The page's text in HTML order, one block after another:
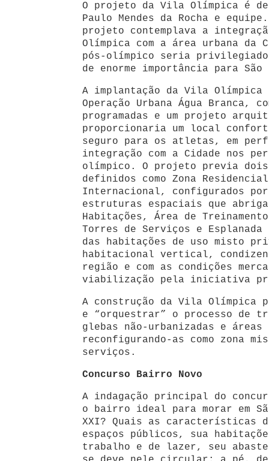
O projeto da Vila Olímpica é
Paulo Mendes da Rocha e
projeto contemplava a
Olímpica com a área urbana da
pós-olímpico seria
de enorme importância para São
A implantação da Vila Olímpica
Operação Urbana Água Branca,
programadas e um projeto
proporcionaria um local
seguro para os atletas, em
integração com a Cidade nos
olímpico. O projeto previa
definidos como Zona
Internacional, configurados
estruturas espaciais que
Habitações, Área de
Torres de Serviços e
das habitações de uso misto
habitacional vertical,
região e com as condições
viabilização pela iniciativa
A construção da Vila Olímpica
e “orquestrar” o processo de
glebas não-urbanizadas e
reconfigurando-as como zona
serviços.
Concurso Bairro Novo
A indagação principal do
o bairro ideal para morar em
XXI? Quais as características
espaços públicos, sua
trabalho e de lazer, seu